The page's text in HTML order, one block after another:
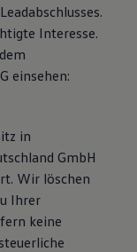
Interesse.
einsehen:
in
GmbH
Wir löschen
Ihrer
keine